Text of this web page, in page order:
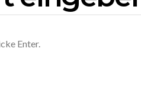
Enter.